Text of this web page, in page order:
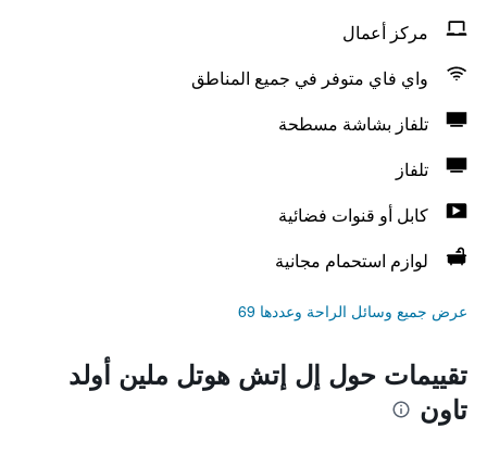
مركز أعمال
واي فاي متوفر في جميع المناطق
تلفاز بشاشة مسطحة
تلفاز
كابل أو قنوات فضائية
لوازم استحمام مجانية
عرض جميع وسائل الراحة وعددها 69
تقييمات حول إل إتش هوتل ملين أولد
تاون